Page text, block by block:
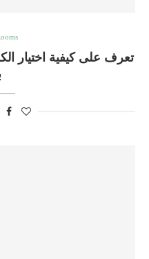
تعرف على كيفية اختيار